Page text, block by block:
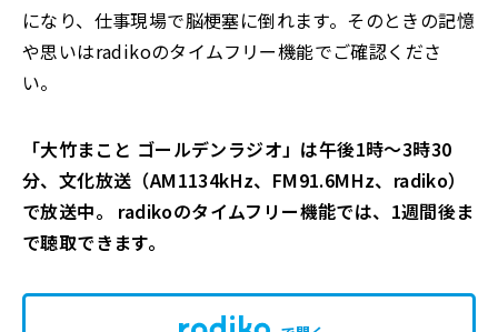
になり、仕事現場で脳梗塞に倒れます。そのときの記憶
や思いはradikoのタイムフリー機能でご確認くださ
い。
「大竹まこと ゴールデンラジオ」は午後1時～3時30
分、文化放送（AM1134kHz、FM91.6MHz、radiko）
で放送中。 radikoのタイムフリー機能では、1週間後ま
で聴取できます。